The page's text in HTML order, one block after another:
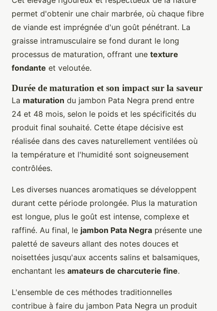
permet d'obtenir une chair marbrée, où chaque fibre
de viande est imprégnée d'un goût pénétrant. La
graisse intramusculaire se fond durant le long
processus de maturation, offrant une texture
fondante et veloutée.
Durée de maturation et son impact sur la saveur
La maturation du jambon Pata Negra prend entre
24 et 48 mois, selon le poids et les spécificités du
produit final souhaité. Cette étape décisive est
réalisée dans des caves naturellement ventilées où
la température et l'humidité sont soigneusement
contrôlées.
Les diverses nuances aromatiques se développent
durant cette période prolongée. Plus la maturation
est longue, plus le goût est intense, complexe et
raffiné. Au final, le jambon Pata Negra présente une
paletté de saveurs allant des notes douces et
noisettées jusqu'aux accents salins et balsamiques,
enchantant les amateurs de charcuterie fine.
L'ensemble de ces méthodes traditionnelles
contribue à faire du jambon Pata Negra un produit